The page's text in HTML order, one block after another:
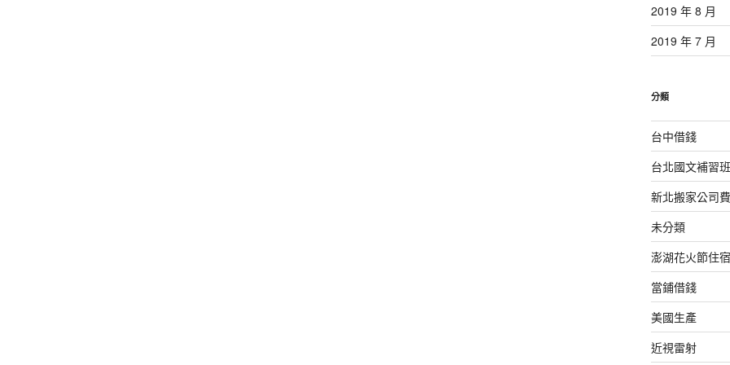
2019 年 8 月
2019 年 7 月
分類
台中借錢
台北國文補習班
新北搬家公司
未分類
澎湖花火節住
當鋪借錢
美國生產
近視雷射